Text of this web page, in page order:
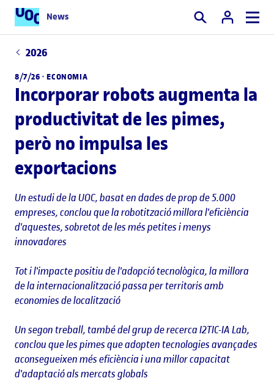
News Cercar
2026
8/7/26 ·ECONOMIA
Incorporar robots augmenta la
productivitat de les pimes,
però no impulsa les
exportacions
Un estudi de la UOC, basat en dades de prop de 5.000
empreses, conclou que la robotització millora l'eficiència
d'aquestes, sobretot de les més petites i menys
innovadores
Tot i l'impacte positiu de l'adopció tecnològica, la millora
de la internacionalització passa per territoris amb
economies de localització
Un segon treball, també del grup de recerca I2TIC-IA Lab,
conclou que les pimes que adopten tecnologies avançades
aconsegueixen més eficiència i una millor capacitat
d'adaptació als mercats globals